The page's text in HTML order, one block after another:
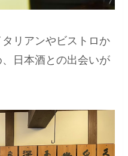
リアンやビストロか
日本酒との出会いが